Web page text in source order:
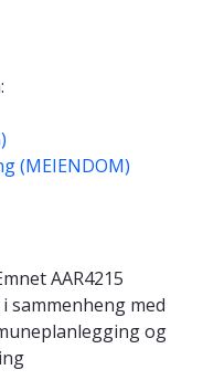
(MEIENDOM)
AAR4215
sammenheng med
og